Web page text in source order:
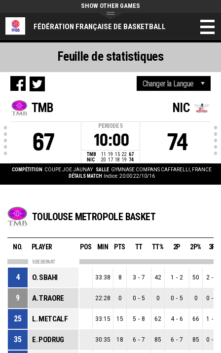
FÉDÉRATION FRANÇAISE DE BASKETBALL
SHOW OTHER GAMES
TMB
67
PERIODE 5
10:00
TMB 11 19 15 22 67
NIC
20 17 18 19 74
NIC
74
COMPÉTITION COUPE JOE JAUNAY SALLE GYMNASE COMPANS CAFFARELLI, FRANCE
DÉTAILS MATCH
Indice: 20:00 22/10/16
Feuille de statistiques
TOULOUSE METROPOLE BASKET
NO. PLAYER POS MIN PTS TT TT% 2P 2P% 3P
5 DE DEPART
4 O. SBAHI 33:38 8 3 - 7 42 1 - 2 50 2 -
9 A. TRAORE 22:28 0 0 - 5 0 0 - 5 0 0 -
25 L. METCALF 33:15 15 5 - 8 62 4 - 6 66 1 -
35 E. PODRUG 30:35 18 6 - 7 85 6 - 7 85 0 -